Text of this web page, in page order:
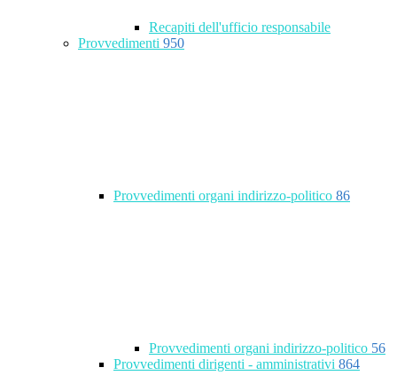
Recapiti dell'ufficio responsabile
Provvedimenti 950
Provvedimenti organi indirizzo-politico 86
Provvedimenti organi indirizzo-politico 56
Provvedimenti dirigenti - amministrativi 864